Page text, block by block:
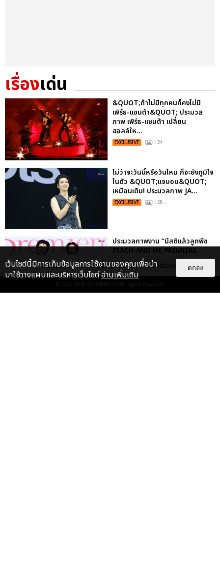
เรื่องเด่น
&QUOT;ถ้าไม่มีทุกคนก็คงไม่มี
เพิร์ธ-แซนต้า&QUOT; ประมวล
ภาพ เพิร์ธ-แซนต้า เปลี่ยน
ฮอลล์ให...
EXCLUSIVE : 34
ไม่ว่าจะวันนี้หรือวันไหน ก็จะยังภูมิใจ
ในตัว &QUOT;แจบอม&QUOT;
เหมือนเดิม! ประมวลภาพ JA...
EXCLUSIVE : 28
ประมวลภาพงาน “มีสติแล้วลูกพีช
PEACH AND ME PREMIERE
NIGHT” ปอนด์-ภูวินทร์ คลั่งรัก
หวา...
EXCLUSIVE
เกี่ยวกับเรา ติดต่อลงโฆษณา ติดต่อเรา
© 2026 THAITICKETMAJOR All Rights Reserved.
เว็บไซต์นี้มีการเก็บข้อมูลการใช้งานของคุณเพื่อนำ
มาใช้วางแผนและบริหารเว็บไซต์อ่านเพิ่มเติม
ตกลง